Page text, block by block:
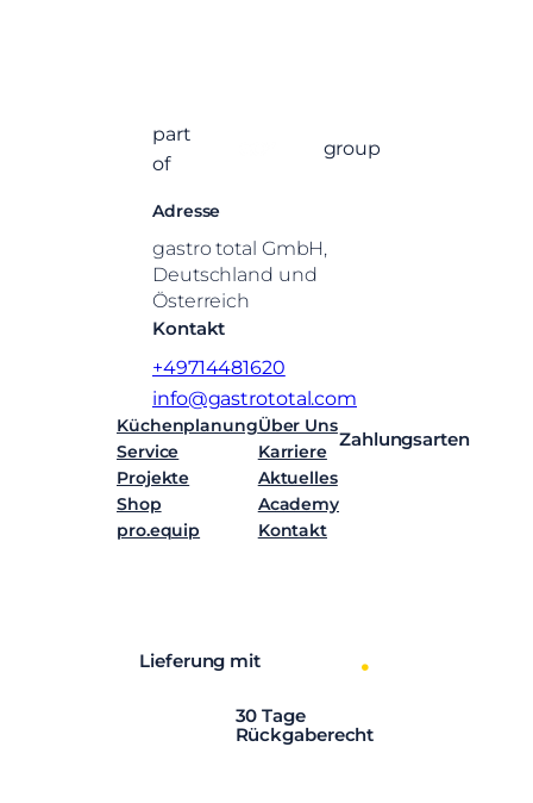
part
of
group
Adresse
gastro total GmbH,
Deutschland und
Österreich
Kontakt
+49714481620
info@gastrototal.com
Küchenplanung
Service
Projekte
Shop
pro.equip
Über Uns
Karriere
Aktuelles
Academy
Kontakt
Zahlungsarten
Lieferung mit
30 Tage
Rückgaberecht